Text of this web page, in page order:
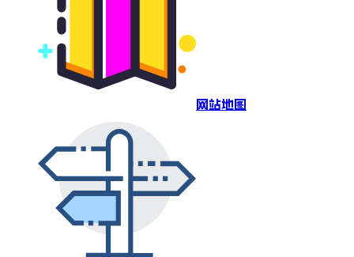
网站地图